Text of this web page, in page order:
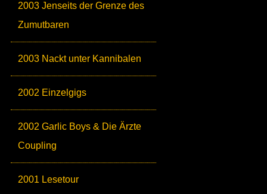
2003 Jenseits der Grenze des
Zumutbaren
2003 Nackt unter Kannibalen
2002 Einzelgigs
2002 Garlic Boys & Die Ärzte
Coupling
2001 Lesetour